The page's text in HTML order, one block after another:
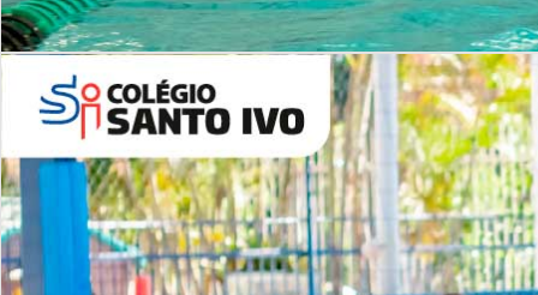
Período Integral | Saiba mais
Lista de vídeos